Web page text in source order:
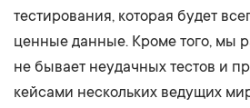
тестирования, которая будет
ценные данные. Кроме того, мы
не бывает неудачных тестов и
кейсами нескольких ведущих